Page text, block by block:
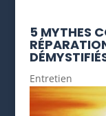
5 MYTHES
Entretien